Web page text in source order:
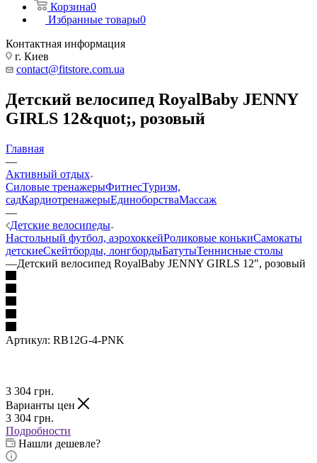
Корзина0
Избранные товары0
Контактная информация
г. Киев
contact@fitstore.com.ua
Детский велосипед RoyalBaby JENNY
GIRLS 12&quot;, розовый
Главная
—
Активный отдых
Силовые тренажерыФитнесТуризм,
садКардиотренажерыЕдиноборстваМассаж
—
Детские велосипеды
Настольный футбол, аэрохоккейРоликовые конькиСамокаты
детскиеСкейтборды, лонгбордыБатутыТеннисные столы
—Детский велосипед RoyalBaby JENNY GIRLS 12", розовый
Артикул: RB12G-4-PNK
3 304 грн.
Варианты цен
3 304 грн.
Подробности
Нашли дешевле?